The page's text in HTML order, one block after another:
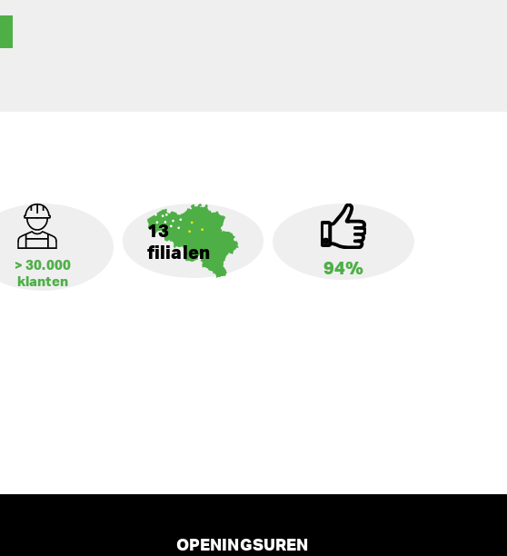
> 30.000
klanten
13
filialen
94%
OPENINGSUREN